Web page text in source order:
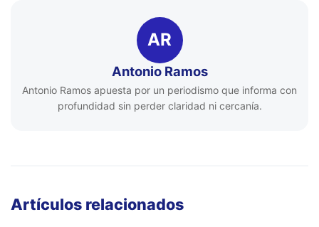
AR
Antonio Ramos
Antonio Ramos apuesta por un periodismo que informa con
profundidad sin perder claridad ni cercanía.
Artículos relacionados